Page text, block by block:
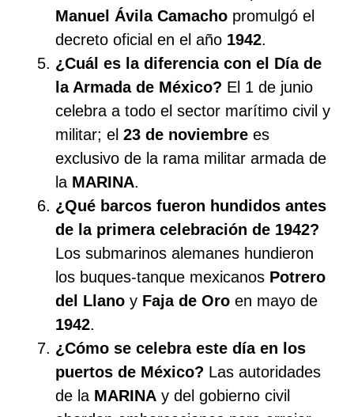
Manuel Ávila Camacho promulgó el
decreto oficial en el año 1942.
¿Cuál es la diferencia con el Día de
la Armada de México? El 1 de junio
celebra a todo el sector marítimo civil y
militar; el 23 de noviembre es
exclusivo de la rama militar armada de
la MARINA.
¿Qué barcos fueron hundidos antes
de la primera celebración de 1942?
Los submarinos alemanes hundieron
los buques-tanque mexicanos Potrero
del Llano y Faja de Oro en mayo de
1942.
¿Cómo se celebra este día en los
puertos de México? Las autoridades
de la MARINA y del gobierno civil